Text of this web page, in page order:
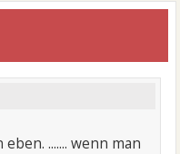
....... wenn man